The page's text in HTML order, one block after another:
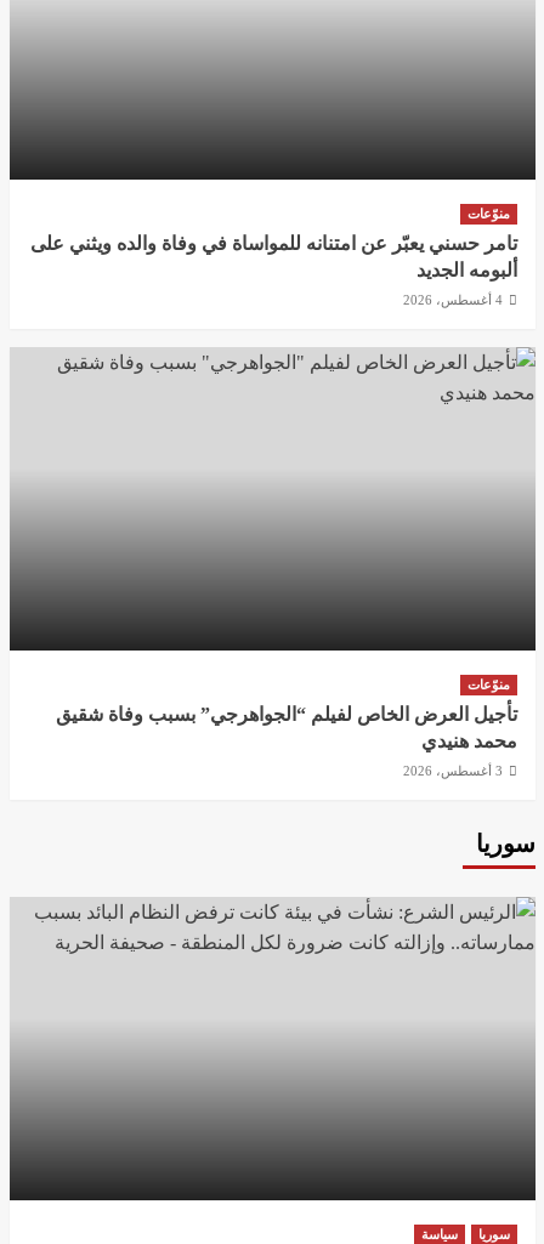
منوّعات
تامر حسني يعبّر عن امتنانه للمواساة في وفاة والده ويثني على
ألبومه الجديد
4 أغسطس، 2026
منوّعات
تأجيل العرض الخاص لفيلم “الجواهرجي” بسبب وفاة شقيق
محمد هنيدي
3 أغسطس، 2026
سوريا
سوريا سياسة